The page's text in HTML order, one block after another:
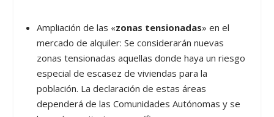
Ampliación de las «zonas tensionadas» en el
mercado de alquiler: Se considerarán nuevas
zonas tensionadas aquellas donde haya un riesgo
especial de escasez de viviendas para la
población. La declaración de estas áreas
dependerá de las Comunidades Autónomas y se